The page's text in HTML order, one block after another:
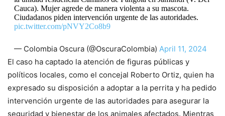
Cauca). Mujer agrede de manera violenta a su mascota.
Ciudadanos piden intervención urgente de las autoridades.
pic.twitter.com/pNVY2Co8b9
— Colombia Oscura (@OscuraColombia) April 11, 2024
El caso ha captado la atención de figuras públicas y
políticos locales, como el concejal Roberto Ortiz, quien ha
expresado su disposición a adoptar a la perrita y ha pedido
intervención urgente de las autoridades para asegurar la
seguridad y bienestar de los animales afectados. Mientras